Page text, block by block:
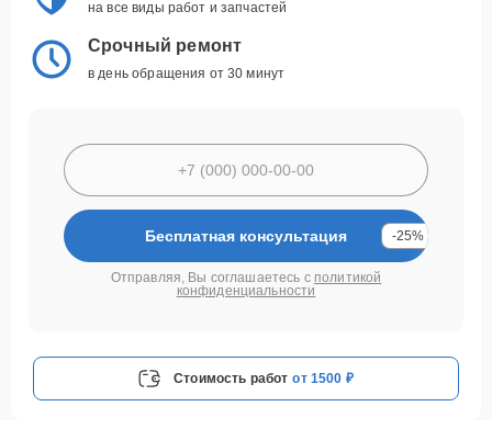
на все виды работ и запчастей
Срочный ремонт
в день обращения от 30 минут
Бесплатная консультация -25%
Отправляя, Вы соглашаетесь с политикой
конфиденциальности
Стоимость работ от 1500 ₽